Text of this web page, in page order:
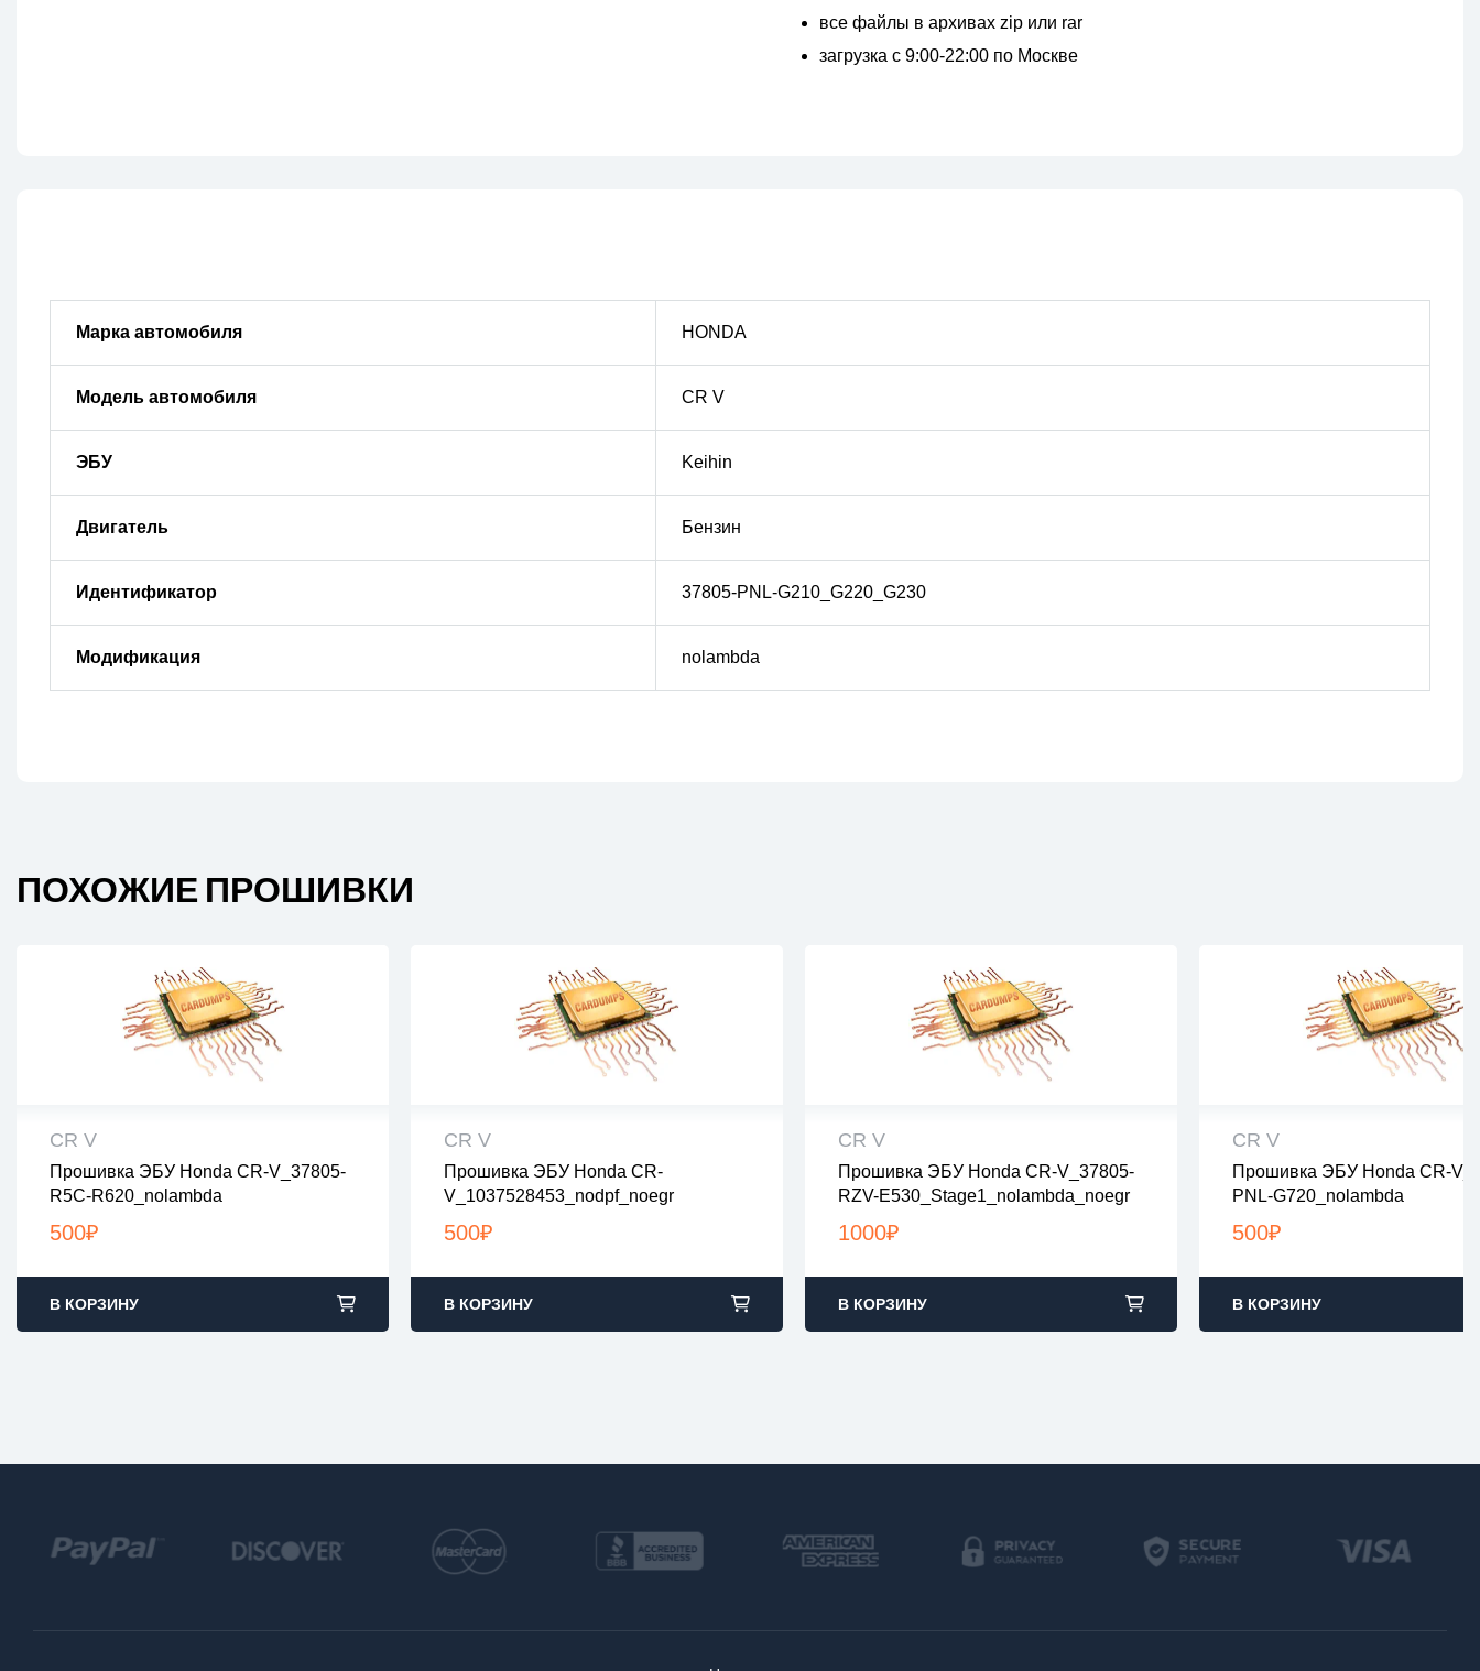
все файлы в архивах zip или rar
загрузка с 9:00-22:00 по Москве
Марка автомобиля HONDA
Модель автомобиля CR V
ЭБУ Keihin
Двигатель Бензин
Идентификатор 37805-PNL-G210_G220_G230
Модификация nolambda
ПОХОЖИЕ ПРОШИВКИ
CR V
Прошивка ЭБУ Honda CR-V_37805-
R5C-R620_nolambda
500₽
все файлы проверены на вирусы
все файлы в архивах zip или rar
загрузка с 9:00-22:00 по Москве
В КОРЗИНУ
CR V
Прошивка ЭБУ Honda CR-
V_1037528453_nodpf_noegr
500₽
все файлы проверены на вирусы
все файлы в архивах zip или rar
загрузка с 9:00-22:00 по Москве
В КОРЗИНУ
CR V
Прошивка ЭБУ Honda CR-V_37805-
RZV-E530_Stage1_nolambda_noegr
1000₽
все файлы проверены на вирусы
все файлы в архивах zip или rar
загрузка с 9:00-22:00 по Москве
В КОРЗИНУ
CR V
Прошивка ЭБУ Honda CR-
PNL-G720_nolambda
500₽
все файлы проверены на
все файлы в архивах zip или
загрузка с 9:00-22:00 по Москве
В КОРЗИНУ